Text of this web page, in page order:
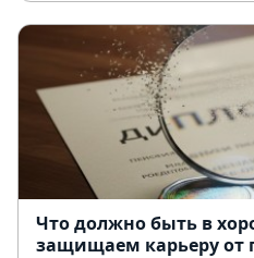
Что должно быть в
защищаем карьеру от